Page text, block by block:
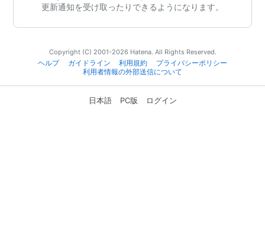
更新通知を受け取ったりできるようになります。
Copyright (C) 2001-2026 Hatena. All Rights Reserved.
ヘルプ
ガイドライン 利用規約
プライバシーポリシー
利用者情報の外部送信について
日本語 PC版 ログイン